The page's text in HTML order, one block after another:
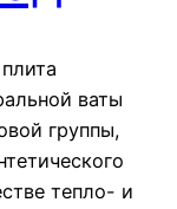
ваты
группы,
тепло- и